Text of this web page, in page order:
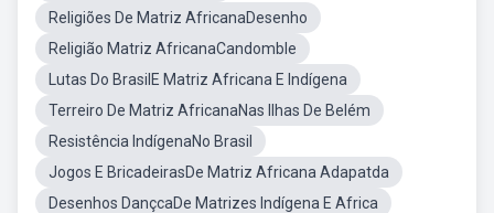
Religiões De Matriz AfricanaDesenho
Religião Matriz AfricanaCandomble
Lutas Do BrasilE Matriz Africana E Indígena
Terreiro De Matriz AfricanaNas Ilhas De Belém
Resistência IndígenaNo Brasil
Jogos E BricadeirasDe Matriz Africana Adapatda
Desenhos DançcaDe Matrizes Indígena E Africa